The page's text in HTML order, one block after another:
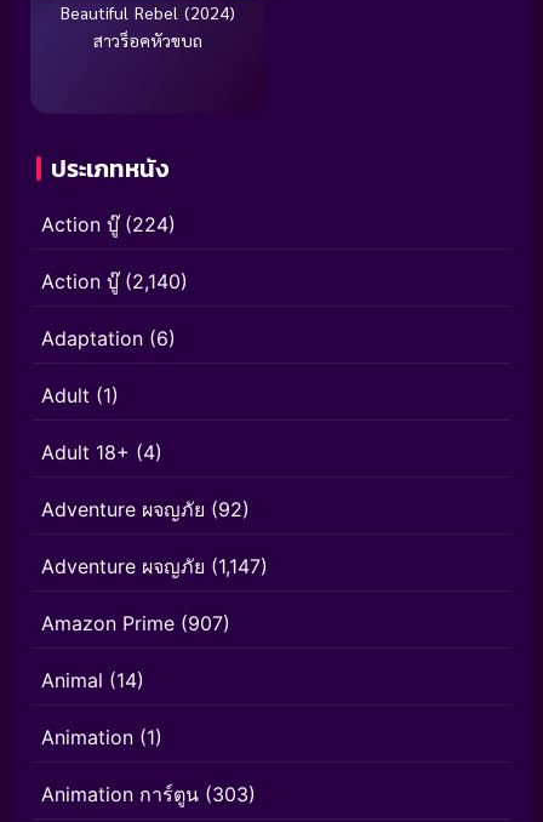
Beautiful Rebel (2024)
สาวร็อคหัวขบถ
ประเภทหนัง
Action บู๊(224)
Action บู๊(2,140)
Adaptation (6)
Adult (1)
Adult 18+ (4)
Adventure ผจญภัย (92)
Adventure ผจญภัย (1,147)
Amazon Prime (907)
Animal (14)
Animation (1)
Animation การ์ตูน (303)